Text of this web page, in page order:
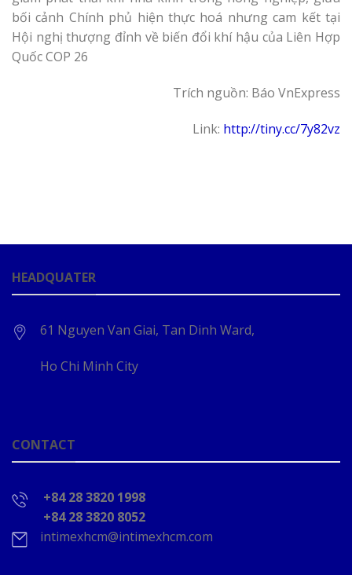
bối cảnh Chính phủ hiện thực hoá nhưng cam kết tại
Hội nghị thượng đỉnh về biến đổi khí hậu của Liên Hợp
Quốc COP 26
Trích nguồn: Báo VnExpress
Link: http://tiny.cc/7y82vz
HEADQUATER
61 Nguyen Van Giai, Tan Dinh Ward,
Ho Chi Minh City
CONTACT
+84 28 3820 1998
+84 28 3820 8052
intimexhcm@intimexhcm.com